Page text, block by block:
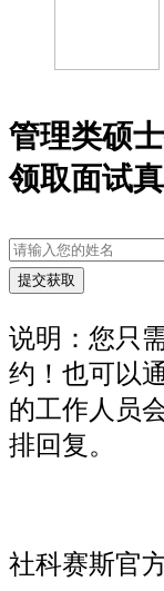
管理类硕
领取面试
说明：您只
约！也可以
的工作人员
排回复。
社科赛斯官